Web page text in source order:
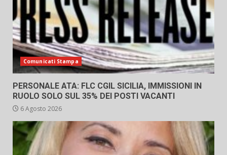
Comunicati Stampa
PERSONALE ATA: FLC CGIL SICILIA, IMMISSIONI IN
RUOLO SOLO SUL 35% DEI POSTI VACANTI
6 Agosto 2026